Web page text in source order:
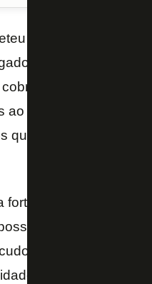
uma falha
não pode ser
o excesso de
ao grupo pelo erro.
que tem potencial e
forte. Joel Carli é um
até fazer certa
Mas se a ideia
de Sousa. Até